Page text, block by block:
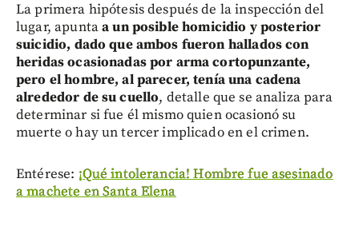
La primera hipótesis después de la inspección del
lugar, apuntaa un posible homicidio y posterior
suicidio, dado que ambos fueron hallados con
heridas ocasionadas por arma cortopunzante,
pero el hombre, al parecer, tenía una cadena
alrededor de su cuello, detalle que se analiza para
determinar si fue él mismo quien ocasionó su
muerte o hay un tercer implicado en el crimen.
Entérese: ¡Qué intolerancia! Hombre fue asesinado
a machete en Santa Elena